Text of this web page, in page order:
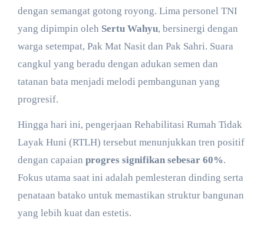
dengan semangat gotong royong. Lima personel TNI
yang dipimpin oleh Sertu Wahyu, bersinergi dengan
warga setempat, Pak Mat Nasit dan Pak Sahri. Suara
cangkul yang beradu dengan adukan semen dan
tatanan bata menjadi melodi pembangunan yang
progresif.
​Hingga hari ini, pengerjaan Rehabilitasi Rumah Tidak
Layak Huni (RTLH) tersebut menunjukkan tren positif
dengan capaian progres signifikan sebesar 60%.
Fokus utama saat ini adalah pemlesteran dinding serta
penataan batako untuk memastikan struktur bangunan
yang lebih kuat dan estetis.